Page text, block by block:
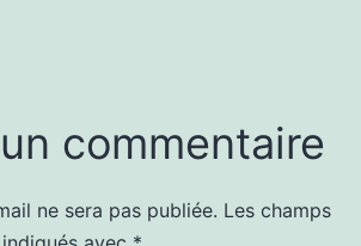
commentaire
ne sera pas publiée. Les champs